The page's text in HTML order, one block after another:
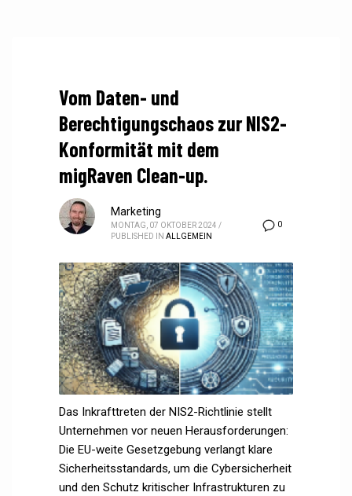
Vom Daten- und
Berechtigungschaos zur NIS2-
Konformität mit dem
migRaven Clean-up.
0
Marketing
MONTAG, 07 OKTOBER 2024 /
PUBLISHED IN ALLGEMEIN
Das Inkrafttreten der NIS2-Richtlinie stellt
Unternehmen vor neuen Herausforderungen:
Die EU-weite Gesetzgebung verlangt klare
Sicherheitsstandards, um die Cybersicherheit
und den Schutz kritischer Infrastrukturen zu